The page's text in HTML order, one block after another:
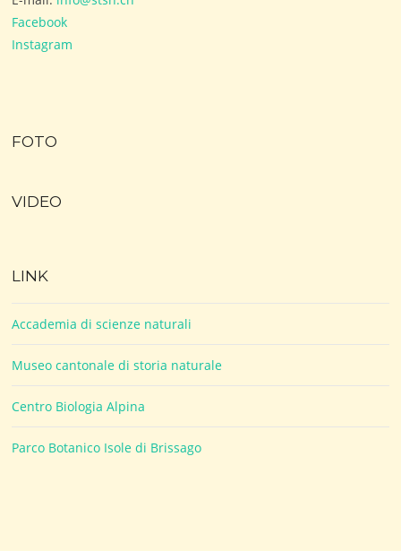
Facebook
Instagram
FOTO
VIDEO
LINK
Accademia di scienze naturali
Museo cantonale di storia naturale
Centro Biologia Alpina
Parco Botanico Isole di Brissago